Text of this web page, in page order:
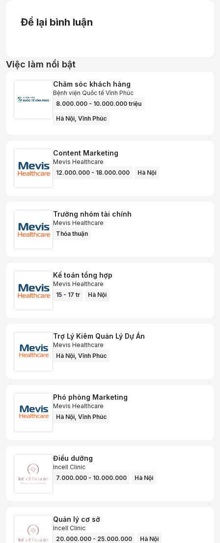
Để lại bình luận
Việc làm nổi bật
Chăm sóc khách hàng
Bệnh viện Quốc tế Vĩnh Phúc
8.000.000 - 10.000.000 triệu
Hà Nội Vĩnh Phúc
Content Marketing
Mevis Healthcare
12.000.000 - 18.000.000
Hà Nội
Trưởng nhóm tài chính
Mevis Healthcare
Thỏa thuận
Kế toán tổng hợp
Mevis Healthcare
15 - 17 tr
Hà Nội
Trợ Lý Kiêm Quản Lý Dự Án
Mevis Healthcare
Hà Nội Vĩnh Phúc
Phó phòng Marketing
Mevis Healthcare
Hà Nội Vĩnh Phúc
Điều dưỡng
Incell Clinic
7.000.000 - 10.000.000
Hà Nội
Quản lý cơ sở
Incell Clinic
20.000.000 - 25.000.000
Hà Nội